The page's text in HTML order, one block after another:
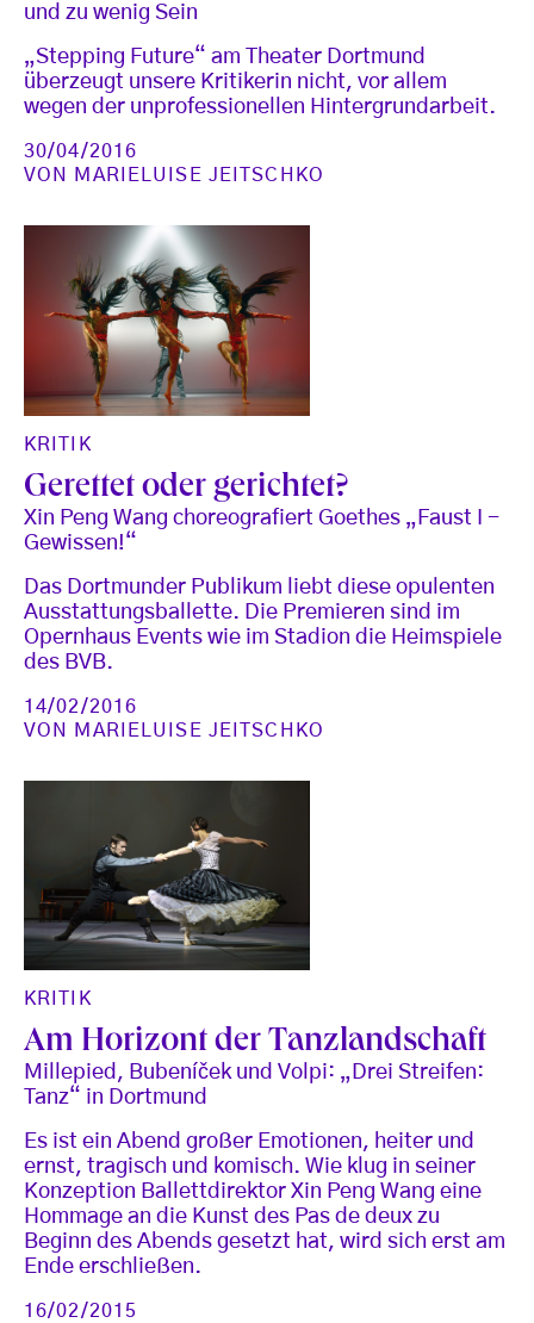
und zu wenig Sein
„Stepping Future“ am Theater Dortmund
überzeugt unsere Kritikerin nicht, vor allem
wegen der unprofessionellen Hintergrundarbeit.
30/04/2016
VON MARIELUISE JEITSCHKO
KRITIK
Gerettet oder gerichtet?
Xin Peng Wang choreografiert Goethes „Faust I -
Gewissen!“
Das Dortmunder Publikum liebt diese opulenten
Ausstattungsballette. Die Premieren sind im
Opernhaus Events wie im Stadion die Heimspiele
des BVB.
14/02/2016
VON MARIELUISE JEITSCHKO
KRITIK
Am Horizont der Tanzlandschaft
Millepied, Bubeníček und Volpi: „Drei Streifen:
Tanz“ in Dortmund
Es ist ein Abend großer Emotionen, heiter und
ernst, tragisch und komisch. Wie klug in seiner
Konzeption Ballettdirektor Xin Peng Wang eine
Hommage an die Kunst des Pas de deux zu
Beginn des Abends gesetzt hat, wird sich erst am
Ende erschließen.
16/02/2015